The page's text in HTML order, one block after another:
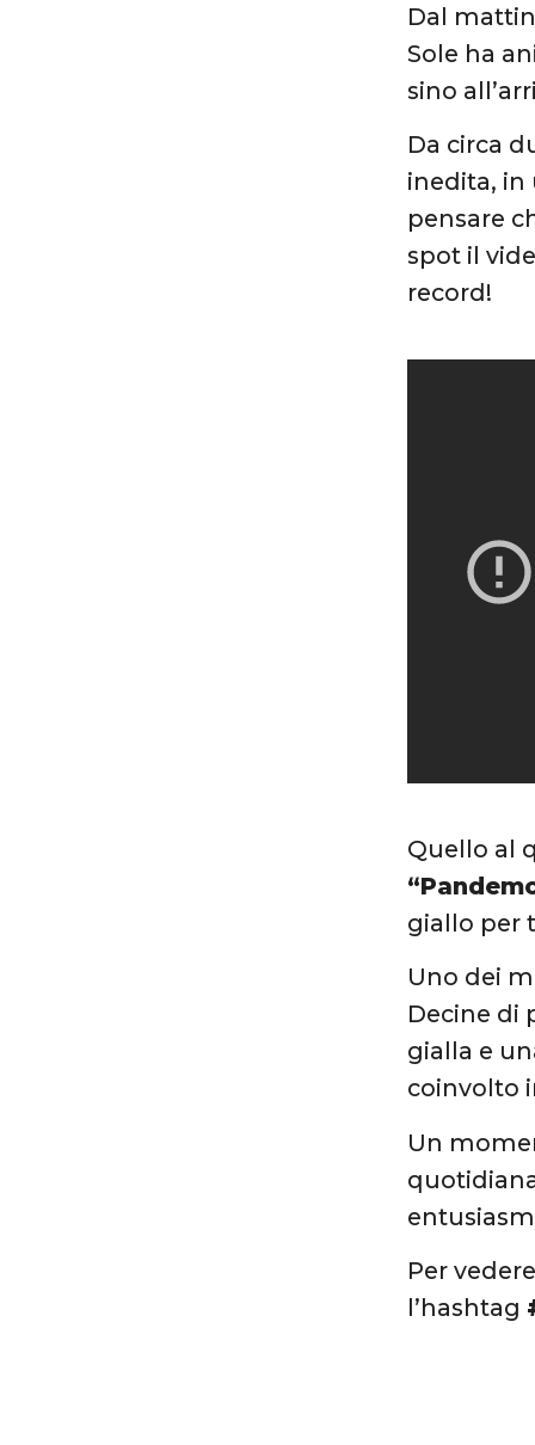
Dal
Sole ha
sino
Da circa
inedita, in
pensare
spot il
record!
Quello al
giallo per
Uno dei
Decine di
gialla e
coinvolto
Un
Per
l’hashtag